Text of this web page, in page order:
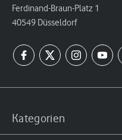
Ferdinand-Braun-Platz 1
40549 Düsseldorf
Kategorien